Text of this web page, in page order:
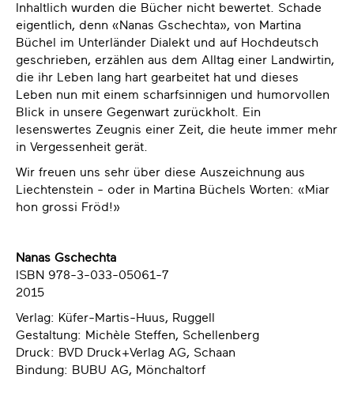
Inhaltlich wurden die Bücher nicht bewertet. Schade
eigentlich, denn «Nanas Gschechta», von Martina
Büchel im Unterländer Dialekt und auf Hochdeutsch
geschrieben, erzählen aus dem Alltag einer Landwirtin,
die ihr Leben lang hart gearbeitet hat und dieses
Leben nun mit einem scharfsinnigen und humorvollen
Blick in unsere Gegenwart zurückholt. Ein
lesenswertes Zeugnis einer Zeit, die heute immer mehr
in Vergessenheit gerät.
Wir freuen uns sehr über diese Auszeichnung aus
Liechtenstein - oder in Martina Büchels Worten: «Miar
hon grossi Fröd!»
Nanas Gschechta
ISBN 978-3-033-05061-7
2015
Verlag: Küfer-Martis-Huus, Ruggell
Gestaltung: Michèle Steffen, Schellenberg
Druck: BVD Druck+Verlag AG, Schaan
Bindung: BUBU AG, Mönchaltorf